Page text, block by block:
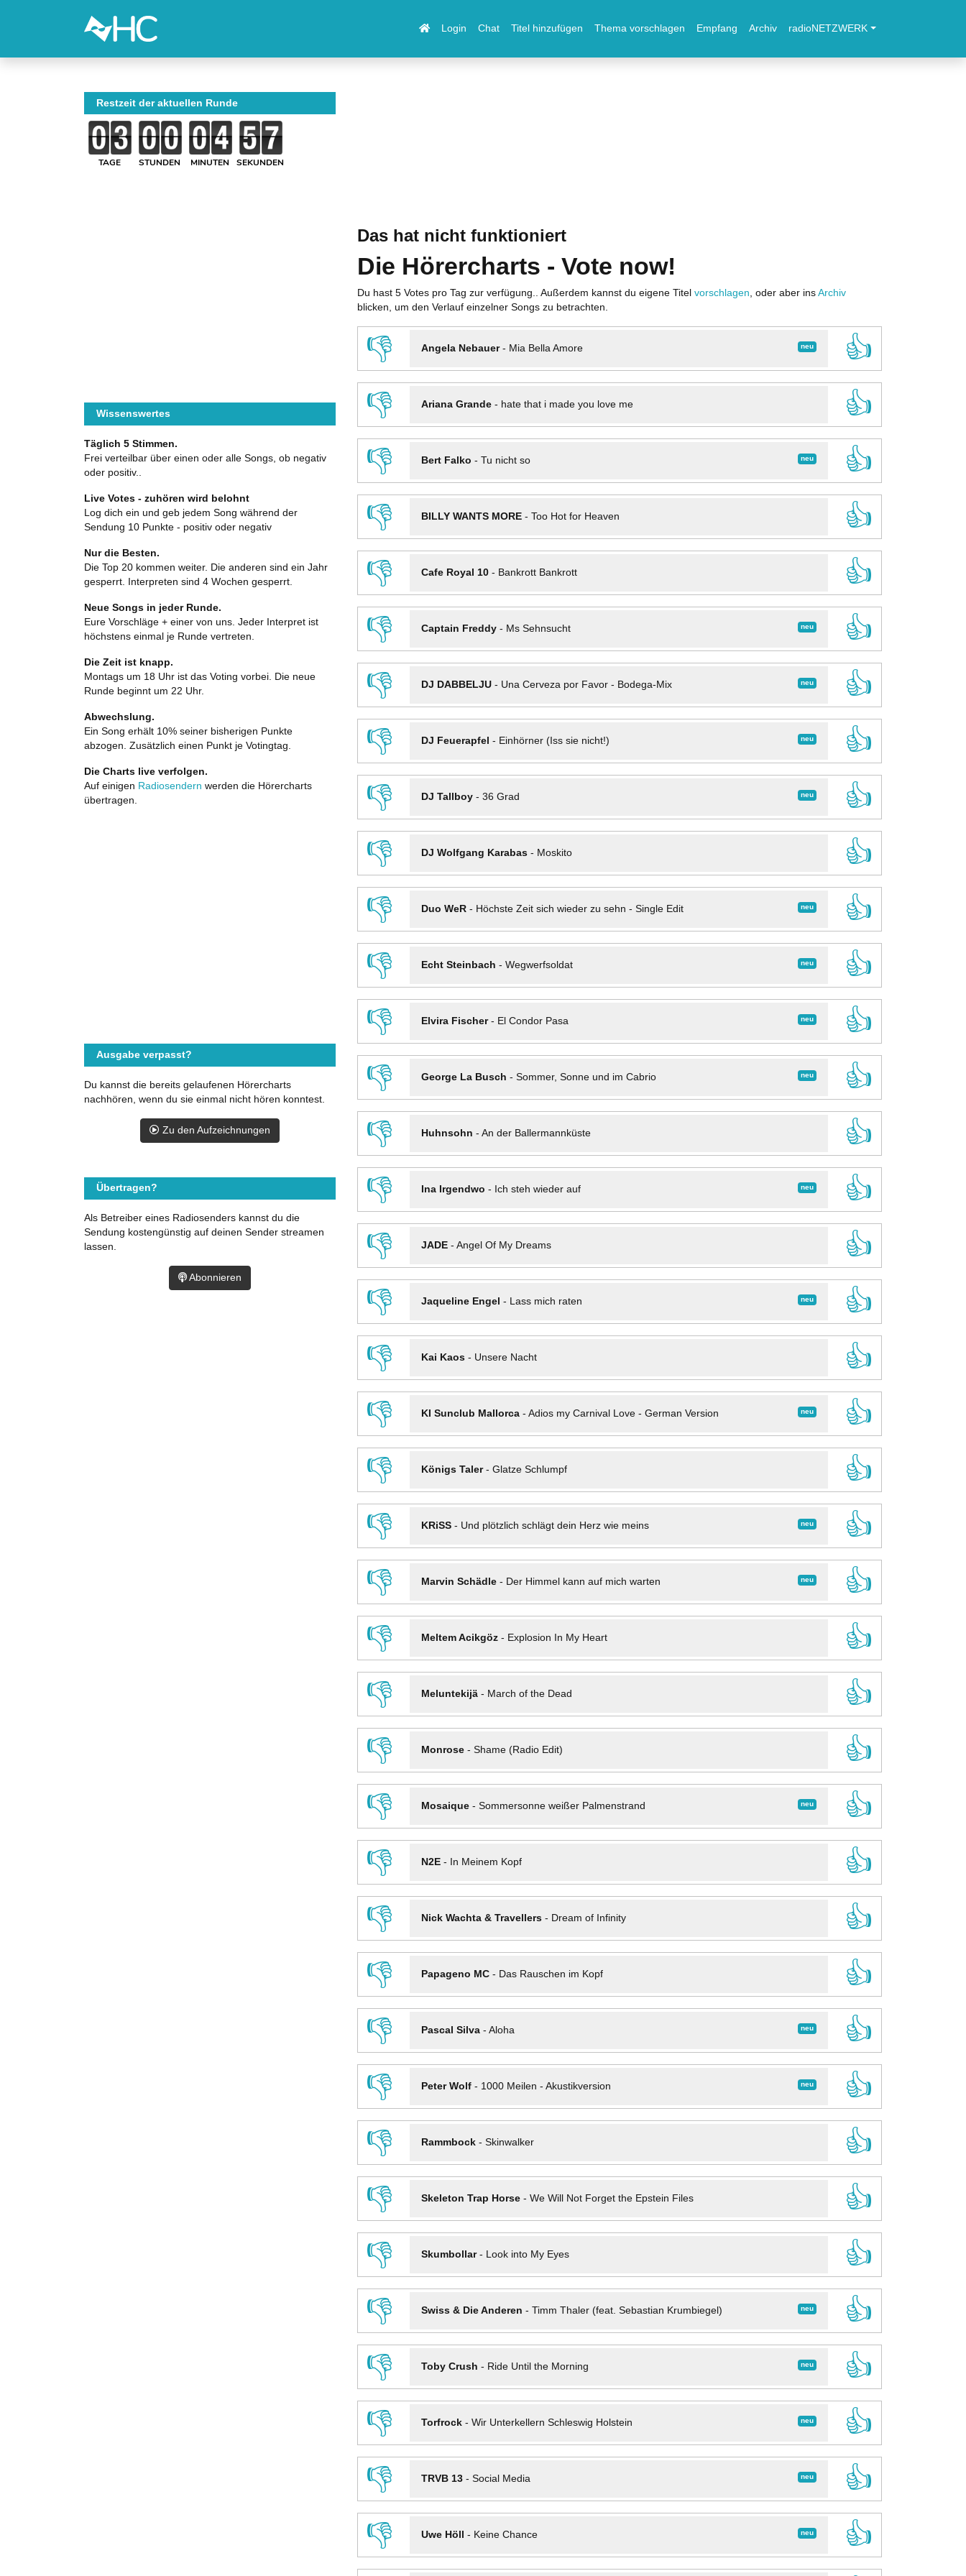
Login Chat Titel hinzufügen Thema vorschlagen Empfang Archiv radioNETZWERK
Das hat nicht funktioniert
Die Hörercharts - Vote now!
Du hast 5 Votes pro Tag zur verfügung.. Außerdem kannst du eigene Titel vorschlagen , oder aber ins Archiv
blicken, um den Verlauf einzelner Songs zu betrachten.
👎 neu
Angela Nebauer- Mia Bella Amore
👍
👎
Ariana Grande- hate that i made you love me
👍
👎
neu
Bert Falko - Tu nicht so
👍
👎
BILLY WANTS MORE- Too Hot for Heaven
👍
👎
Cafe Royal 10- Bankrott Bankrott
👍
👎
neu
Captain Freddy- Ms Sehnsucht
👍
👎
neu
DJ DABBELJU- Una Cerveza por Favor - Bodega-Mix
👍
👎
neu
DJ Feuerapfel - Einhörner (Iss sie nicht!)
👍
👎
neu
DJ Tallboy- 36 Grad
👍
👎
DJ Wolfgang Karabas- Moskito
👍
👎
neu
Duo WeR- Höchste Zeit sich wieder zu sehn - Single Edit
👍
👎
neu
Echt Steinbach - Wegwerfsoldat
👍
👎
neu
Elvira Fischer- El Condor Pasa
👍
👎
neu
George La Busch - Sommer, Sonne und im Cabrio
👍
👎
Huhnsohn - An der Ballermannküste
👍
👎
neu
Ina Irgendwo - Ich steh wieder auf
👍
👎
JADE- Angel Of My Dreams
👍
👎
neu
Jaqueline Engel - Lass mich raten
👍
👎
Kai Kaos- Unsere Nacht
👍
👎
neu
KI Sunclub Mallorca- Adios my Carnival Love - German Version
👍
👎
Königs Taler- Glatze Schlumpf
👍
👎
neu
KRiSS- Und plötzlich schlägt dein Herz wie meins
👍
👎
neu
Marvin Schädle- Der Himmel kann auf mich warten
👍
👎
Meltem Acikgöz- Explosion In My Heart
👍
👎
Meluntekijä- March of the Dead
👍
👎
Monrose- Shame (Radio Edit)
👍
👎
neu
Mosaique- Sommersonne weißer Palmenstrand
👍
👎
N2E- In Meinem Kopf
👍
👎
Nick Wachta & Travellers- Dream of Infinity
👍
👎
Papageno MC- Das Rauschen im Kopf
👍
👎
neu
Pascal Silva- Aloha
👍
👎
neu
Peter Wolf- 1000 Meilen - Akustikversion
👍
👎
Rammbock- Skinwalker
👍
👎
Skeleton Trap Horse- We Will Not Forget the Epstein Files
👍
👎
Skumbollar- Look into My Eyes
👍
👎
neu
Swiss & Die Anderen - Timm Thaler (feat. Sebastian Krumbiegel)
👍
👎
neu
Toby Crush - Ride Until the Morning
👍
👎
neu
Torfrock- Wir Unterkellern Schleswig Holstein
👍
👎
neu
TRVB 13- Social Media
👍
👎
neu
Uwe Höll - Keine Chance
👍
Restzeit der aktuellen Runde
TAGE STUNDEN MINUTEN SEKUNDEN
Wissenswertes
Täglich 5 Stimmen.
Frei verteilbar über einen oder alle Songs, ob negativ
oder positiv..
Live Votes - zuhören wird belohnt
Log dich ein und geb jedem Song während der
Sendung 10 Punkte - positiv oder negativ
Nur die Besten.
Die Top 20 kommen weiter. Die anderen sind ein Jahr
gesperrt. Interpreten sind 4 Wochen gesperrt.
Neue Songs in jeder Runde.
Eure Vorschläge + einer von uns. Jeder Interpret ist
höchstens einmal je Runde vertreten.
Die Zeit ist knapp.
Montags um 18 Uhr ist das Voting vorbei. Die neue
Runde beginnt um 22 Uhr.
Abwechslung.
Ein Song erhält 10% seiner bisherigen Punkte
abzogen. Zusätzlich einen Punkt je Votingtag.
Die Charts live verfolgen.
Auf einigen Radiosendern werden die Hörercharts
übertragen.
Ausgabe verpasst?
Du kannst die bereits gelaufenen Hörercharts
nachhören, wenn du sie einmal nicht hören konntest.
Zu den Aufzeichnungen
Übertragen?
Als Betreiber eines Radiosenders kannst du die
Sendung kostengünstig auf deinen Sender streamen
lassen.
Abonnieren